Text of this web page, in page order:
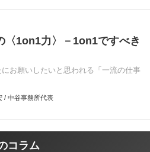
〈1on1力〉－1on1ですべき
お願いしたいと思われる「一流の仕事
/ 中谷事務所代表
コラム